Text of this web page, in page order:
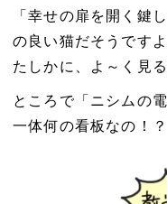
「幸せの扉を開く鍵
の良い猫だそうですよ
たしかに、よ～く見
ところで「ニシムの
一体何の看板なの！？